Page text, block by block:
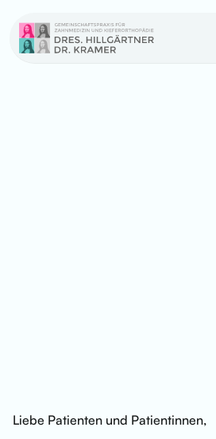
Liebe Patienten und Patientinnen,